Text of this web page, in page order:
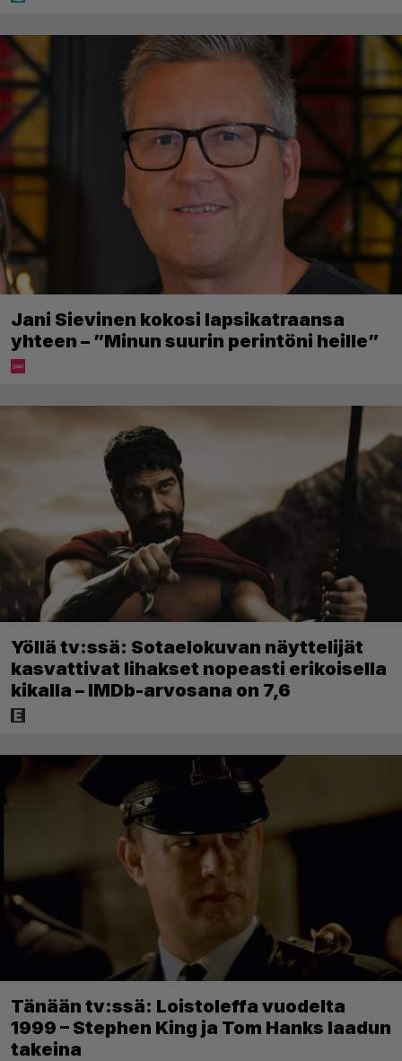
Jani Sievinen kokosi lapsikatraansa
yhteen – ”Minun suurin perintöni heille”
Yöllä tv:ssä: Sotaelokuvan näyttelijät
kasvattivat lihakset nopeasti erikoisella
kikalla – IMDb-arvosana on 7,6
Tänään tv:ssä: Loistoleffa vuodelta
1999 – Stephen King ja Tom Hanks laadun
takeina